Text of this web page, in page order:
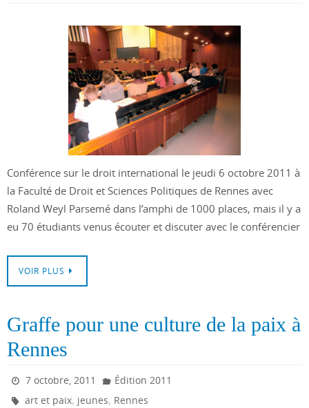
Conférence sur le droit international le jeudi 6 octobre 2011 à
la Faculté de Droit et Sciences Politiques de Rennes avec
Roland Weyl Parsemé dans l’amphi de 1000 places, mais il y a
eu 70 étudiants venus écouter et discuter avec le conférencier
VOIR PLUS
Graffe pour une culture de la paix à
Rennes
7 octobre, 2011
Édition 2011
art et paix, jeunes, Rennes